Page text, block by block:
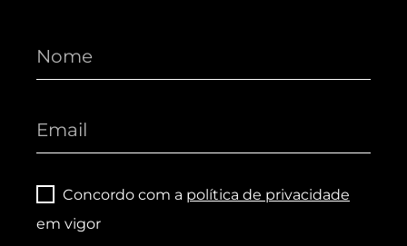
Concordo com a política de privacidade
em vigor